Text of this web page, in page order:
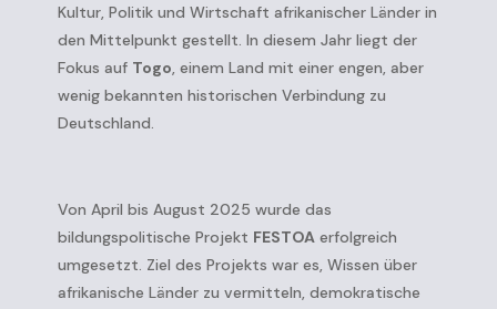
Kultur, Politik und Wirtschaft afrikanischer Länder in
den Mittelpunkt gestellt. In diesem Jahr liegt der
Fokus auf Togo, einem Land mit einer engen, aber
wenig bekannten historischen Verbindung zu
Deutschland.
Von April bis August 2025 wurde das
bildungspolitische Projekt FESTOA erfolgreich
umgesetzt. Ziel des Projekts war es, Wissen über
afrikanische Länder zu vermitteln, demokratische